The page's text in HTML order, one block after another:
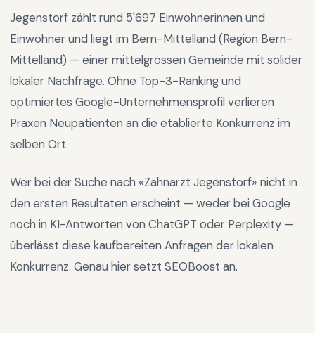
Jegenstorf zählt rund 5'697 Einwohnerinnen und
Einwohner und liegt im Bern-Mittelland (Region Bern-
Mittelland) — einer mittelgrossen Gemeinde mit solider
lokaler Nachfrage. Ohne Top-3-Ranking und
optimiertes Google-Unternehmensprofil verlieren
Praxen Neupatienten an die etablierte Konkurrenz im
selben Ort.
Wer bei der Suche nach «Zahnarzt Jegenstorf» nicht in
den ersten Resultaten erscheint — weder bei Google
noch in KI-Antworten von ChatGPT oder Perplexity —
überlässt diese kaufbereiten Anfragen der lokalen
Konkurrenz. Genau hier setzt SEOBoost an.